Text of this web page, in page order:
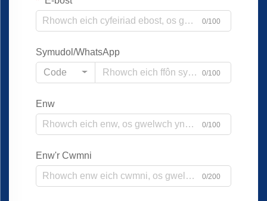
0/100
Symudol/WhatsApp
Code
0/100
Enw
0/100
Enw'r Cwmni
0/200